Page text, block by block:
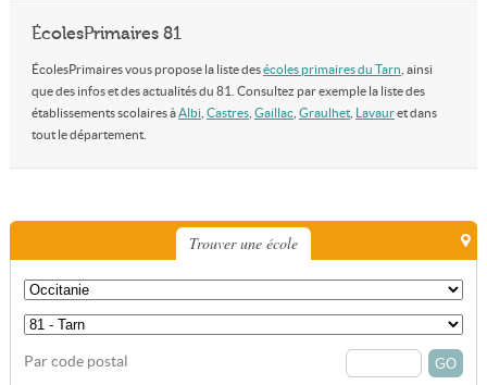
ÉcolesPrimaires 81
ÉcolesPrimaires vous propose la liste desécoles primaires du Tarn , ainsi
que des infos et des actualités du 81. Consultez par exemple la liste des
établissements scolaires àAlbi, Castres, Gaillac, Graulhet, Lavauret dans
tout le département.
Trouver une école
Par code postal